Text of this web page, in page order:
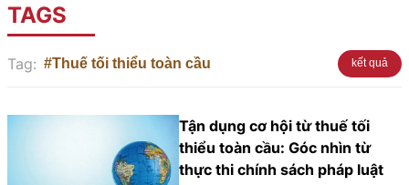
TAGS
Tag: #Thuế tối thiểu toàn cầu kết quả
Tận dụng cơ hội từ thuế tối
thiểu toàn cầu: Góc nhìn từ
thực thi chính sách pháp luật